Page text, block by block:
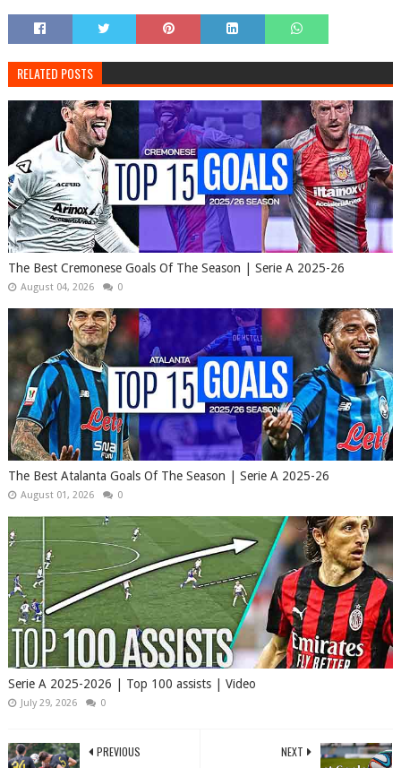
RELATED POSTS
The Best Cremonese Goals Of The Season | Serie A 2025-26
August 04, 2026 0
The Best Atalanta Goals Of The Season | Serie A 2025-26
August 01, 2026 0
Serie A 2025-2026 | Top 100 assists | Video
July 29, 2026 0
NEXT
PREVIOUS